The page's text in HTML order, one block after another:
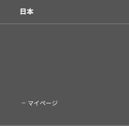
日本
マイページ